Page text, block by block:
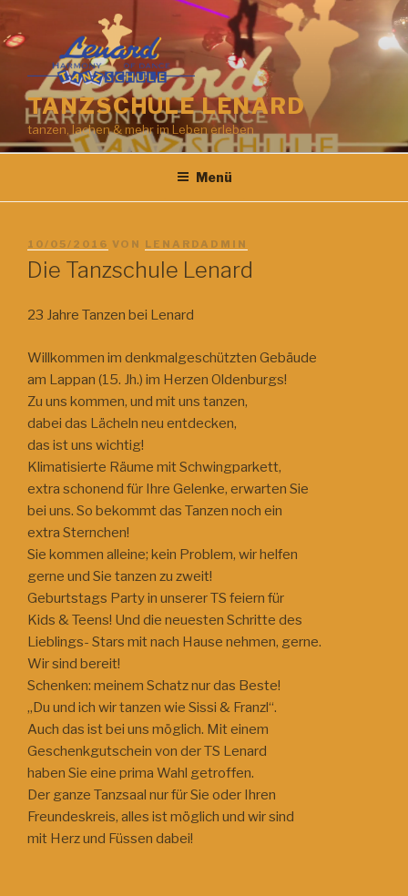
Zum
Inhalt
springen
TANZSCHULE LENARD
tanzen, lachen & mehr im Leben erleben
Menü
VERÖFFENTLICHT
AM
10/05/2016 VON LENARDADMIN
Die Tanzschule Lenard
23 Jahre Tanzen bei Lenard
Willkommen im denkmalgeschützten Gebäude
am Lappan (15. Jh.) im Herzen Oldenburgs!
Zu uns kommen, und mit uns tanzen,
dabei das Lächeln neu entdecken,
das ist uns wichtig!
Klimatisierte Räume mit Schwingparkett,
extra schonend für Ihre Gelenke, erwarten Sie
bei uns. So bekommt das Tanzen noch ein
extra Sternchen!
Sie kommen alleine; kein Problem, wir helfen
gerne und Sie tanzen zu zweit!
Geburtstags Party in unserer TS feiern für
Kids & Teens! Und die neuesten Schritte des
Lieblings- Stars mit nach Hause nehmen, gerne.
Wir sind bereit!
Schenken: meinem Schatz nur das Beste!
„Du und ich wir tanzen wie Sissi & Franzl“.
Auch das ist bei uns möglich. Mit einem
Geschenkgutschein von der TS Lenard
haben Sie eine prima Wahl getroffen.
Der ganze Tanzsaal nur für Sie oder Ihren
Freundeskreis, alles ist möglich und wir sind
mit Herz und Füssen dabei!